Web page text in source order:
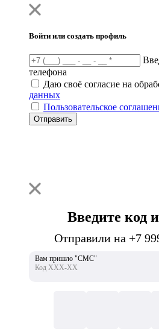
Войти или создать профиль
телефона
Даю своё согласие на
данных
Пользовательское
Отправить
Введите код
Отправили на +7
Вам пришло "СМС"
Код ХХХ-ХХ